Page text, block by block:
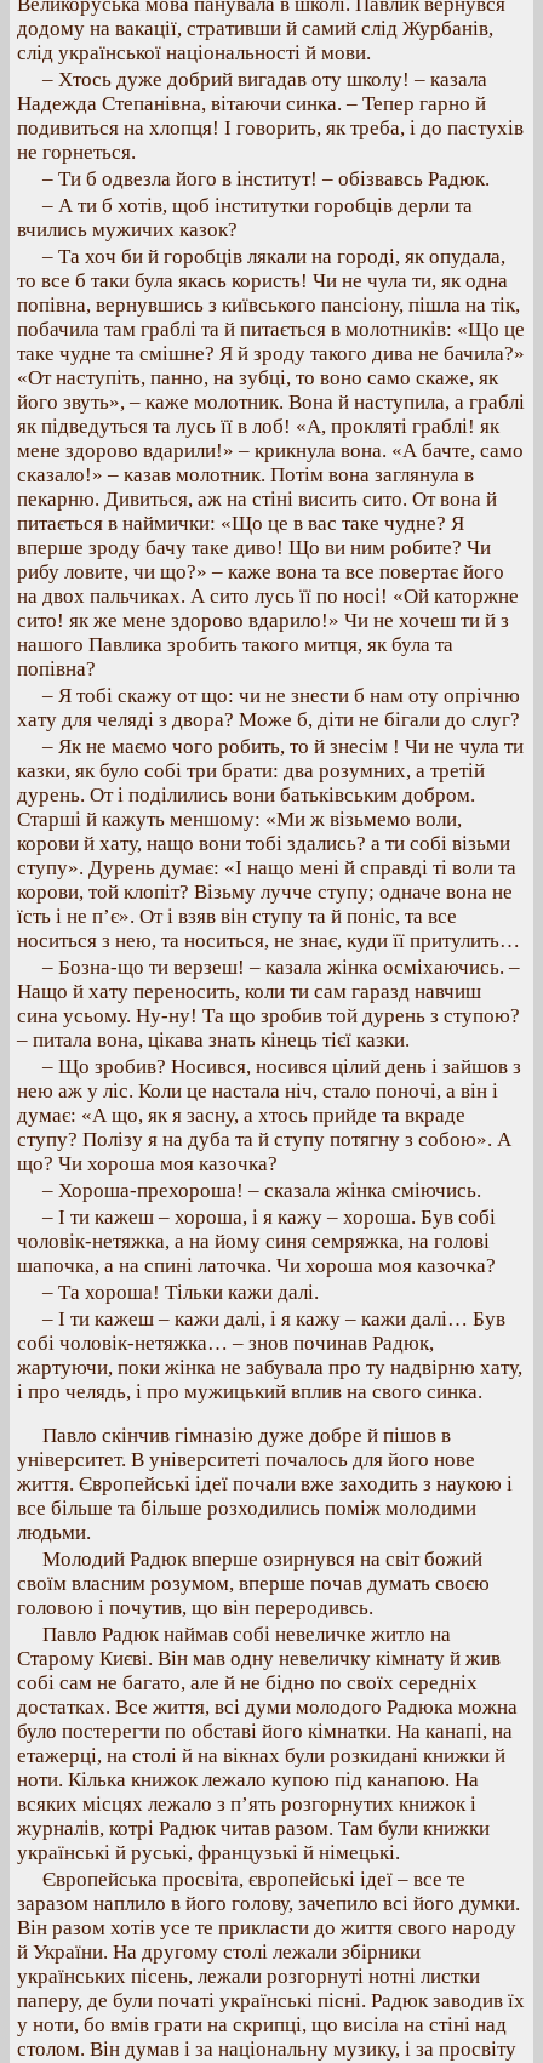
додому на вакації, стративши й самий слід Журбанів,
слід української національності й мови.
– Хтось дуже добрий вигадав оту школу! – казала
Надежда Степанівна, вітаючи синка. – Тепер гарно й
подивиться на хлопця! І говорить, як треба, і до пастухів
не горнеться.
– Ти б одвезла його в інститут! – обізвавсь Радюк.
– А ти б хотів, щоб інститутки горобців дерли та
вчились мужичих казок?
– Та хоч би й горобців лякали на городі, як опудала,
то все б таки була якась користь! Чи не чула ти, як одна
попівна, вернувшись з київського пансіону, пішла на тік,
побачила там граблі та й питається в молотників: «Що це
таке чудне та смішне? Я й зроду такого дива не бачила?»
«От наступіть, панно, на зубці, то воно само скаже, як
його звуть», – каже молотник. Вона й наступила, а граблі
як підведуться та лусь її в лоб! «А, прокляті граблі! як
мене здорово вдарили!» – крикнула вона. «А бачте, само
сказало!» – казав молотник. Потім вона заглянула в
пекарню. Дивиться, аж на стіні висить сито. От вона й
питається в наймички: «Що це в вас таке чудне? Я
вперше зроду бачу таке диво! Що ви ним робите? Чи
рибу ловите, чи що?» – каже вона та все повертає його
на двох пальчиках. А сито лусь її по носі! «Ой каторжне
сито! як же мене здорово вдарило!» Чи не хочеш ти й з
нашого Павлика зробить такого митця, як була та
попівна?
– Я тобі скажу от що: чи не знести б нам оту опрічню
хату для челяді з двора? Може б, діти не бігали до слуг?
– Як не маємо чого робить, то й знесім ! Чи не чула ти
казки, як було собі три брати: два розумних, а третій
дурень. От і поділились вони батьківським добром.
Старші й кажуть меншому: «Ми ж візьмемо воли,
корови й хату, нащо вони тобі здались? а ти собі візьми
ступу». Дурень думає: «І нащо мені й справді ті воли та
корови, той клопіт? Візьму лучче ступу; одначе вона не
їсть і не п’є». От і взяв він ступу та й поніс, та все
носиться з нею, та носиться, не знає, куди її притулить…
– Бозна-що ти верзеш! – казала жінка осміхаючись. –
Нащо й хату переносить, коли ти сам гаразд навчиш
сина усьому. Ну-ну! Та що зробив той дурень з ступою?
– питала вона, цікава знать кінець тієї казки.
– Що зробив? Носився, носився цілий день і зайшов з
нею аж у ліс. Коли це настала ніч, стало поночі, а він і
думає: «А що, як я засну, а хтось прийде та вкраде
ступу? Полізу я на дуба та й ступу потягну з собою». А
що? Чи хороша моя казочка?
– Хороша-прехороша! – сказала жінка сміючись.
– І ти кажеш – хороша, і я кажу – хороша. Був собі
чоловік-нетяжка, а на йому синя семряжка, на голові
шапочка, а на спині латочка. Чи хороша моя казочка?
– Та хороша! Тільки кажи далі.
– І ти кажеш – кажи далі, і я кажу – кажи далі… Був
собі чоловік-нетяжка… – знов починав Радюк,
жартуючи, поки жінка не забувала про ту надвірню хату,
і про челядь, і про мужицький вплив на свого синка.
Павло скінчив гімназію дуже добре й пішов в
університет. В університеті почалось для його нове
життя. Європейські ідеї почали вже заходить з наукою і
все більше та більше розходились поміж молодими
людьми.
Молодий Радюк вперше озирнувся на світ божий
своїм власним розумом, вперше почав думать своєю
головою і почутив, що він переродивсь.
Павло Радюк наймав собі невеличке житло на
Старому Києві. Він мав одну невеличку кімнату й жив
собі сам не багато, але й не бідно по своїх середніх
достатках. Все життя, всі думи молодого Радюка можна
було постерегти по обставі його кімнатки. На канапі, на
етажерці, на столі й на вікнах були розкидані книжки й
ноти. Кілька книжок лежало купою під канапою. На
всяких місцях лежало з п’ять розгорнутих книжок і
журналів, котрі Радюк читав разом. Там були книжки
українські й руські, французькі й німецькі.
Європейська просвіта, європейські ідеї – все те
заразом наплило в його голову, зачепило всі його думки.
Він разом хотів усе те прикласти до життя свого народу
й України. На другому столі лежали збірники
українських пісень, лежали розгорнуті нотні листки
паперу, де були початі українські пісні. Радюк заводив їх
у ноти, бо вмів грати на скрипці, що висіла на стіні над
столом. Він думав і за національну музику, і за просвіту